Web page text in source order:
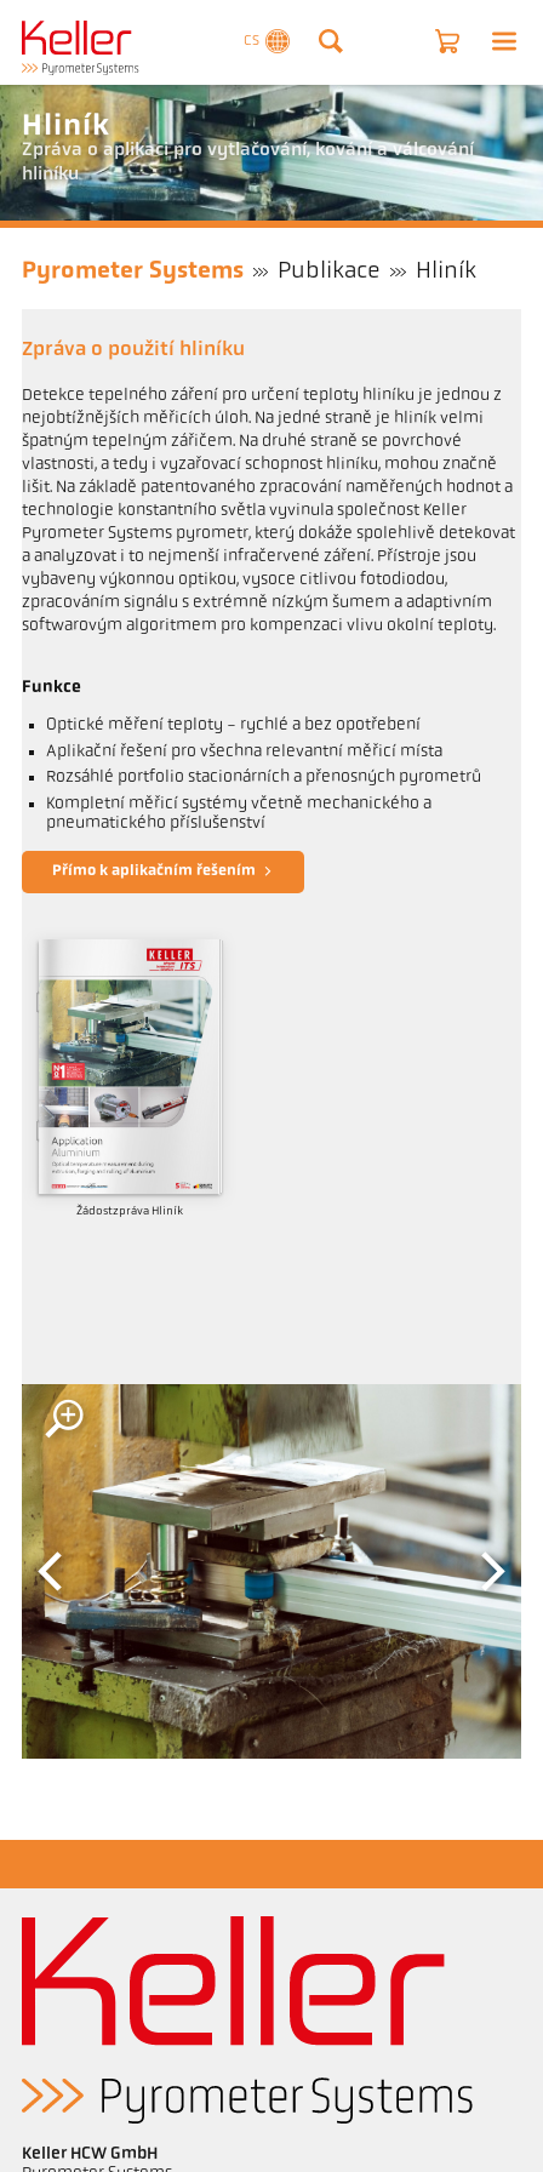
CS
Hliník
Zpráva o aplikaci pro vytlačování, kování a válcování
hliníku
Pyrometer Systems Publikace Hliník
Zpráva o použití hliníku
Detekce tepelného záření pro určení teploty hliníku je jednou z
nejobtížnějších měřicích úloh. Na jedné straně je hliník velmi
špatným tepelným zářičem. Na druhé straně se povrchové
vlastnosti, a tedy i vyzařovací schopnost hliníku, mohou značně
lišit. Na základě patentovaného zpracování naměřených hodnot a
technologie konstantního světla vyvinula společnost Keller
Pyrometer Systems pyrometr, který dokáže spolehlivě detekovat
a analyzovat i to nejmenší infračervené záření. Přístroje jsou
vybaveny výkonnou optikou, vysoce citlivou fotodiodou,
zpracováním signálu s extrémně nízkým šumem a adaptivním
softwarovým algoritmem pro kompenzaci vlivu okolní teploty.
Funkce
Optické měření teploty - rychlé a bez opotřebení
Aplikační řešení pro všechna relevantní měřicí místa
Rozsáhlé portfolio stacionárních a přenosných pyrometrů
Kompletní měřicí systémy včetně mechanického a
pneumatického příslušenství
Přímo k aplikačním řešením
Žádostzpráva Hliník
Keller HCW GmbH